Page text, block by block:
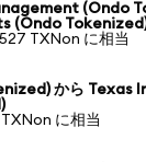
(Ondo
(Ondo
TXNon に相当
から Texas
TXNon に相当